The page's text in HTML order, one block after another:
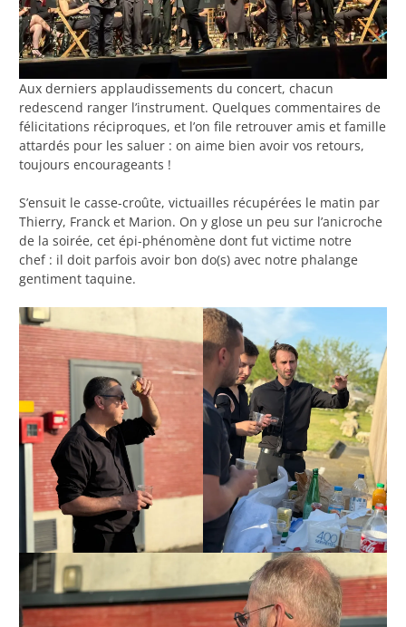
Aux derniers applaudissements du concert, chacun
redescend ranger l’instrument. Quelques commentaires de
félicitations réciproques, et l’on file retrouver amis et famille
attardés pour les saluer : on aime bien avoir vos retours,
toujours encourageants !
S’ensuit le casse-croûte, victuailles récupérées le matin par
Thierry, Franck et Marion. On y glose un peu sur l’anicroche
de la soirée, cet épi-phénomène dont fut victime notre
chef : il doit parfois avoir bon do(s) avec notre phalange
gentiment taquine.